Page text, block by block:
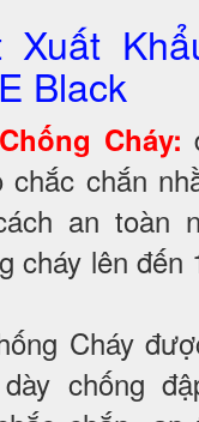
Xuất
Black
Cháy:
chắc chắn
an toàn
cháy lên đến
Cháy
chống